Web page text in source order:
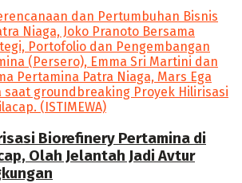
Biorefinery Pertamina di
Olah Jelantah Jadi Avtur